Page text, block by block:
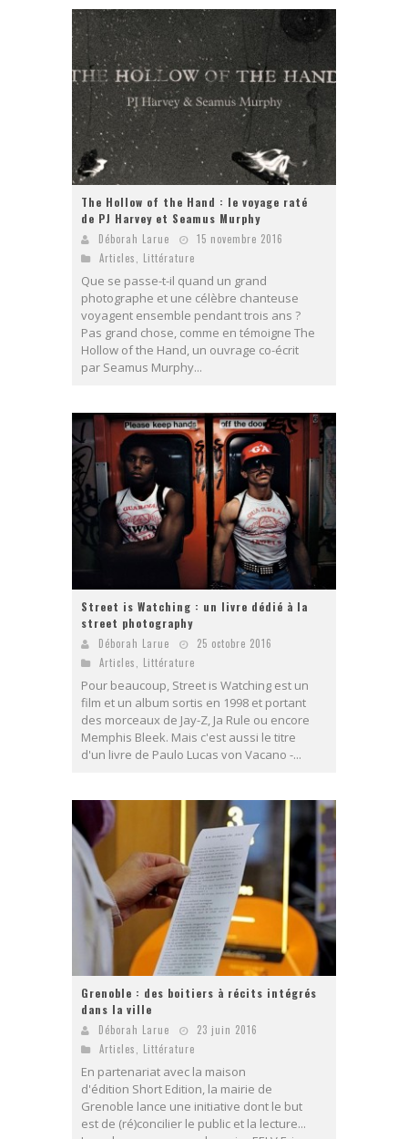
The Hollow of the Hand : le voyage raté
de PJ Harvey et Seamus Murphy
Déborah Larue
15 novembre 2016
Articles, Littérature
Que se passe-t-il quand un grand
photographe et une célèbre chanteuse
voyagent ensemble pendant trois ans ?
Pas grand chose, comme en témoigne The
Hollow of the Hand, un ouvrage co-écrit
par Seamus Murphy...
Street is Watching : un livre dédié à la
street photography
Déborah Larue
25 octobre 2016
Articles
Littérature
Pour beaucoup, Street is Watching est un
film et un album sortis en 1998 et portant
des morceaux de Jay-Z, Ja Rule ou encore
Memphis Bleek. Mais c'est aussi le titre
d'un livre de Paulo Lucas von Vacano -...
Grenoble : des boitiers à récits intégrés
dans la ville
Déborah Larue
23 juin 2016
Articles
Littérature
En partenariat avec la maison
d'édition Short Edition, la mairie de
Grenoble lance une initiative dont le but
est de (ré)concilier le public et la lecture...